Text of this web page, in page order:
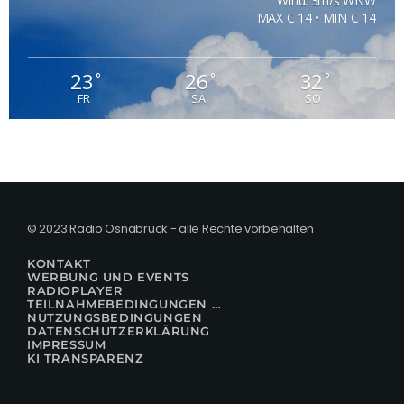
MAX C 14 • MIN C 14
23 °
FR
26°
SA
32°
SO
© 2023 Radio Osnabrück - alle Rechte vorbehalten
KONTAKT
WERBUNG UND EVENTS
RADIOPLAYER
TEILNAHMEBEDINGUNGEN FÜR GEWINNSPIELE
NUTZUNGSBEDINGUNGEN
DATENSCHUTZERKLÄRUNG
IMPRESSUM
KI TRANSPARENZ